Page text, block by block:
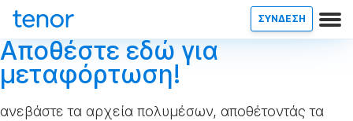
ΣΥΝΔΕΣΗ
Αποθέστε εδώ για
μεταφόρτωση!
ανεβάστε τα αρχεία πολυμέσων, αποθέτοντάς τα